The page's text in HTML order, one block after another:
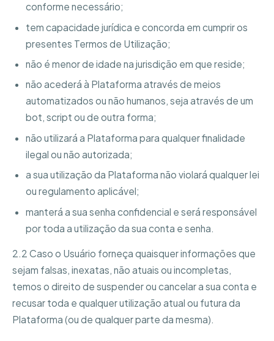
conforme necessário;
tem capacidade jurídica e concorda em cumprir os
presentes Termos de Utilização;
não é menor de idade na jurisdição em que reside;
não acederá à Plataforma através de meios
automatizados ou não humanos, seja através de um
bot, script ou de outra forma;
não utilizará a Plataforma para qualquer finalidade
ilegal ou não autorizada;
a sua utilização da Plataforma não violará qualquer lei
ou regulamento aplicável;
manterá a sua senha confidencial e será responsável
por toda a utilização da sua conta e senha.
2.2 Caso o Usuário forneça quaisquer informações que
sejam falsas, inexatas, não atuais ou incompletas,
temos o direito de suspender ou cancelar a sua conta e
recusar toda e qualquer utilização atual ou futura da
Plataforma (ou de qualquer parte da mesma).